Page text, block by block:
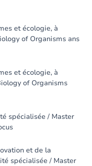
et écologie, à
of Organisms ans
et écologie, à
of Organisms
spécialisée / Master
et de la
spécialisée / Master